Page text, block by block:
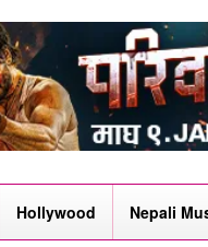
Hollywood Nepali